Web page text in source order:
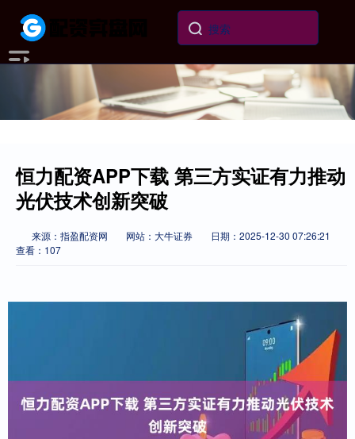
恒力配资APP下载 第三方实证有力推动
光伏技术创新突破
来源：指盈配资网 网站：大牛证券
日期：2025-12-30 07:26:21
查看：107